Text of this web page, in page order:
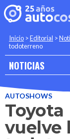
Inicio >Editorial >
todoterreno
NOTICIAS
AUTOSHOWS
Toyota
vuelve